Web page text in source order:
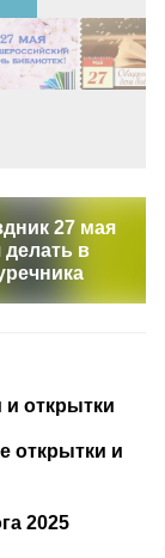
27 мая
делать в
и открытки
открытки и
2025